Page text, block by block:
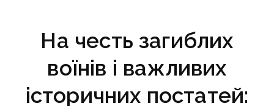
На честь загиблих
воїнів і важливих
історичних постатей: